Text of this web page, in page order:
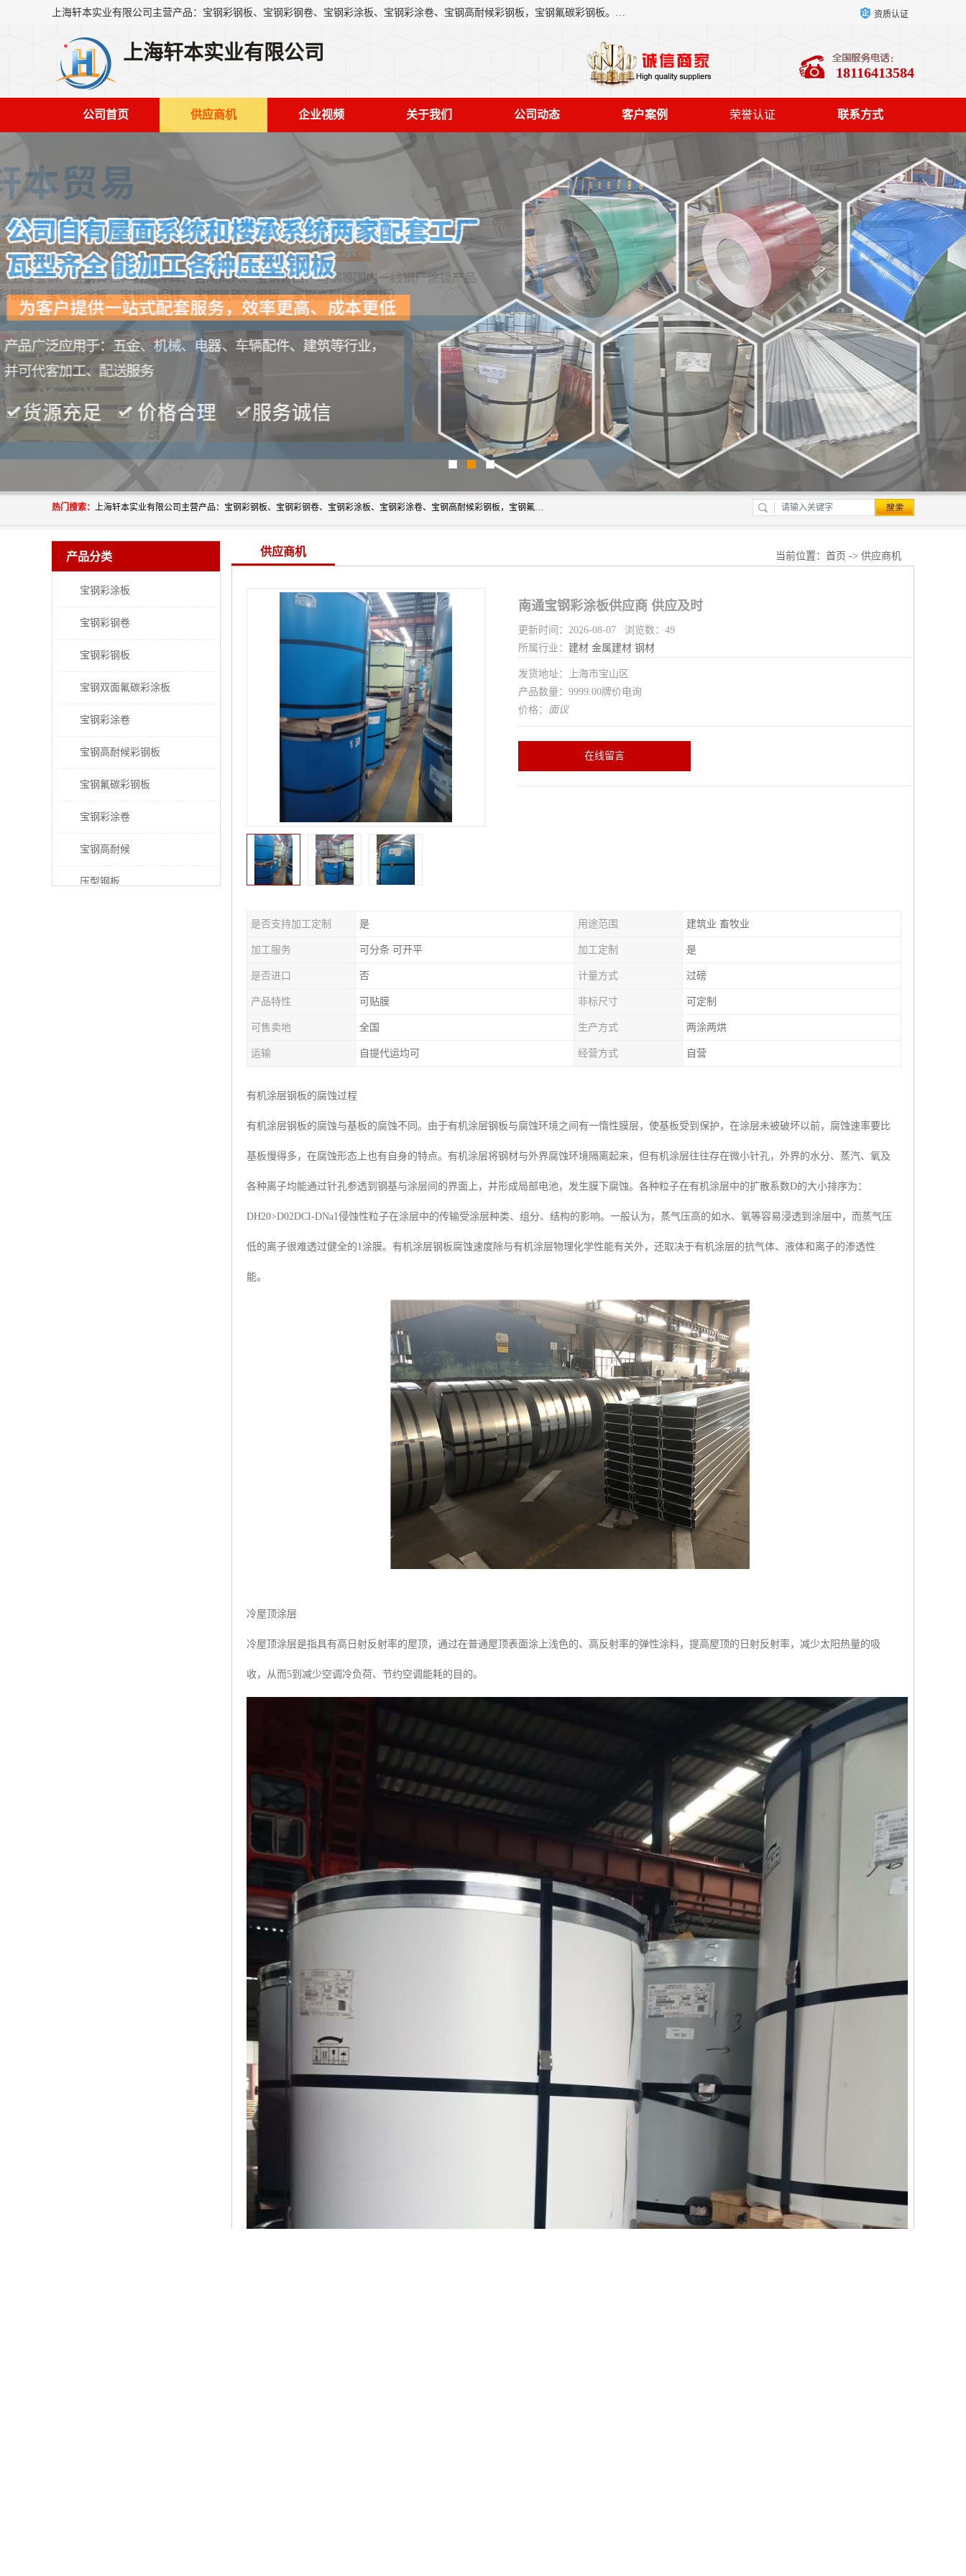
上海轩本实业有限公司主营产品：宝钢彩钢板、宝钢彩钢卷、宝钢彩涂板、宝钢彩涂卷、宝钢高耐候彩钢板，宝钢氟碳彩钢板。是一家集钢铁贸易，物流、加工为一体的产业全配套公司。 资质认证
上海轩本实业有限公司
18116413584
公司首页 供应商机 企业视频 关于我们 公司动态 客户案例 荣誉认证 联系方式
热门搜索： 上海轩本实业有限公司主营产品：宝钢彩钢板、宝钢彩钢卷、宝钢彩涂板、宝钢彩涂卷、宝钢高耐候彩钢板，宝钢氟碳彩钢板。是一家集钢铁贸易，物流、加工为一体的产业全配套公司。
产品分类
宝钢彩涂板
宝钢彩钢卷
宝钢彩钢板
宝钢双面氟碳彩涂板
宝钢彩涂卷
宝钢高耐候彩钢板
宝钢氟碳彩钢板
宝钢彩涂卷
宝钢高耐候
压型钢板
供应商机 当前位置： 首页 -> 供应商机
南通宝钢彩涂板供应商 供应及时
更新时间：2026-08-07 浏览数：49
所属行业： 建材 金属建材 钢材
发货地址：上海市宝山区
产品数量：9999.00牌价电询
价格： 面议
在线留言
是否支持加工定制 是 用途范围 建筑业 畜牧业
加工服务 可分条 可开平 加工定制 是
是否进口 否 计量方式 过磅
产品特性 可贴膜 非标尺寸 可定制
可售卖地 全国 生产方式 两涂两烘
运输 自提代运均可 经营方式 自营
有机涂层钢板的腐蚀过程
有机涂层钢板的腐蚀与基板的腐蚀不同。由于有机涂层钢板与腐蚀环境之间有一惰性膜层，使基板受到保护，在涂层未被破坏以前，腐蚀速率要比
基板慢得多，在腐蚀形态上也有自身的特点。有机涂层将钢材与外界腐蚀环境隔离起来，但有机涂层往往存在微小针孔，外界的水分、蒸汽、氧及
各种离子均能通过针孔参透到钢基与涂层间的界面上，并形成局部电池，发生膜下腐蚀。各种粒子在有机涂层中的扩散系数D的大小排序为：
DH20>D02DCI-DNa1侵蚀性粒子在涂层中的传输受涂层种类、组分、结构的影响。一般认为，蒸气压高的如水、氧等容易浸透到涂层中，而蒸气压
低的离子很难透过健全的1涂膜。有机涂层钢板腐蚀速度除与有机涂层物理化学性能有关外，还取决于有机涂层的抗气体、液体和离子的渗透性
能。
冷屋顶涂层
冷屋顶涂层是指具有高日射反射率的屋顶，通过在普通屋顶表面涂上浅色的、高反射率的弹性涂料，提高屋顶的日射反射率，减少太阳热量的吸
收，从而5到减少空调冷负荷、节约空调能耗的目的。